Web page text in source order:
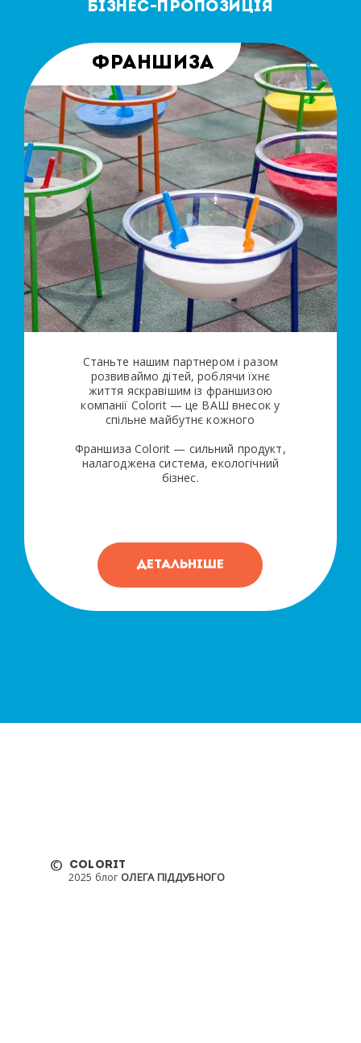
БІЗНЕС-ПРОПОЗИЦІЯ
ФРАНШИЗА
Станьте нашим партнером і разом
розвиваймо дітей, роблячи їхнє
життя яскравішим із франшизою
компанії Colorit — це ВАШ внесок у
спільне майбутнє кожного
Франшиза Colorit — сильний продукт,
налагоджена система, екологічний
бізнес.
ДЕТАЛЬНІШЕ
© COLORIT
2025 блог ОЛЕГА ПІДДУБНОГО